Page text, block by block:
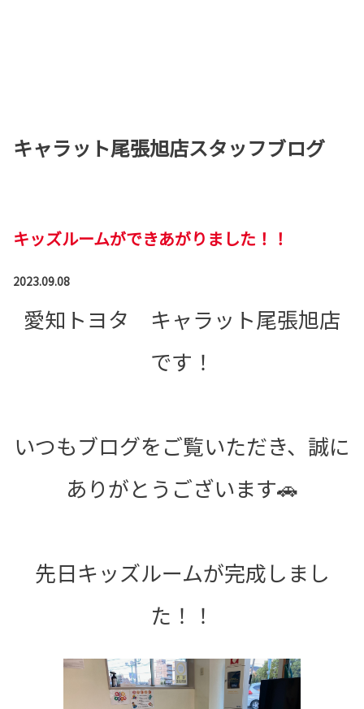
キャラット尾張旭店スタッフブログ
キッズルームができあがりました！！
2023.09.08
愛知トヨタ キャラット尾張旭店
です！
いつもブログをご覧いただき、誠に
ありがとうございます🚗
先日キッズルームが完成しまし
た！！